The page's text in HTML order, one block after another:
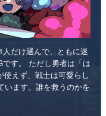
人だけ選んで、ともに迷
す。 ただし勇者は「は
えず、戦士は可愛らし